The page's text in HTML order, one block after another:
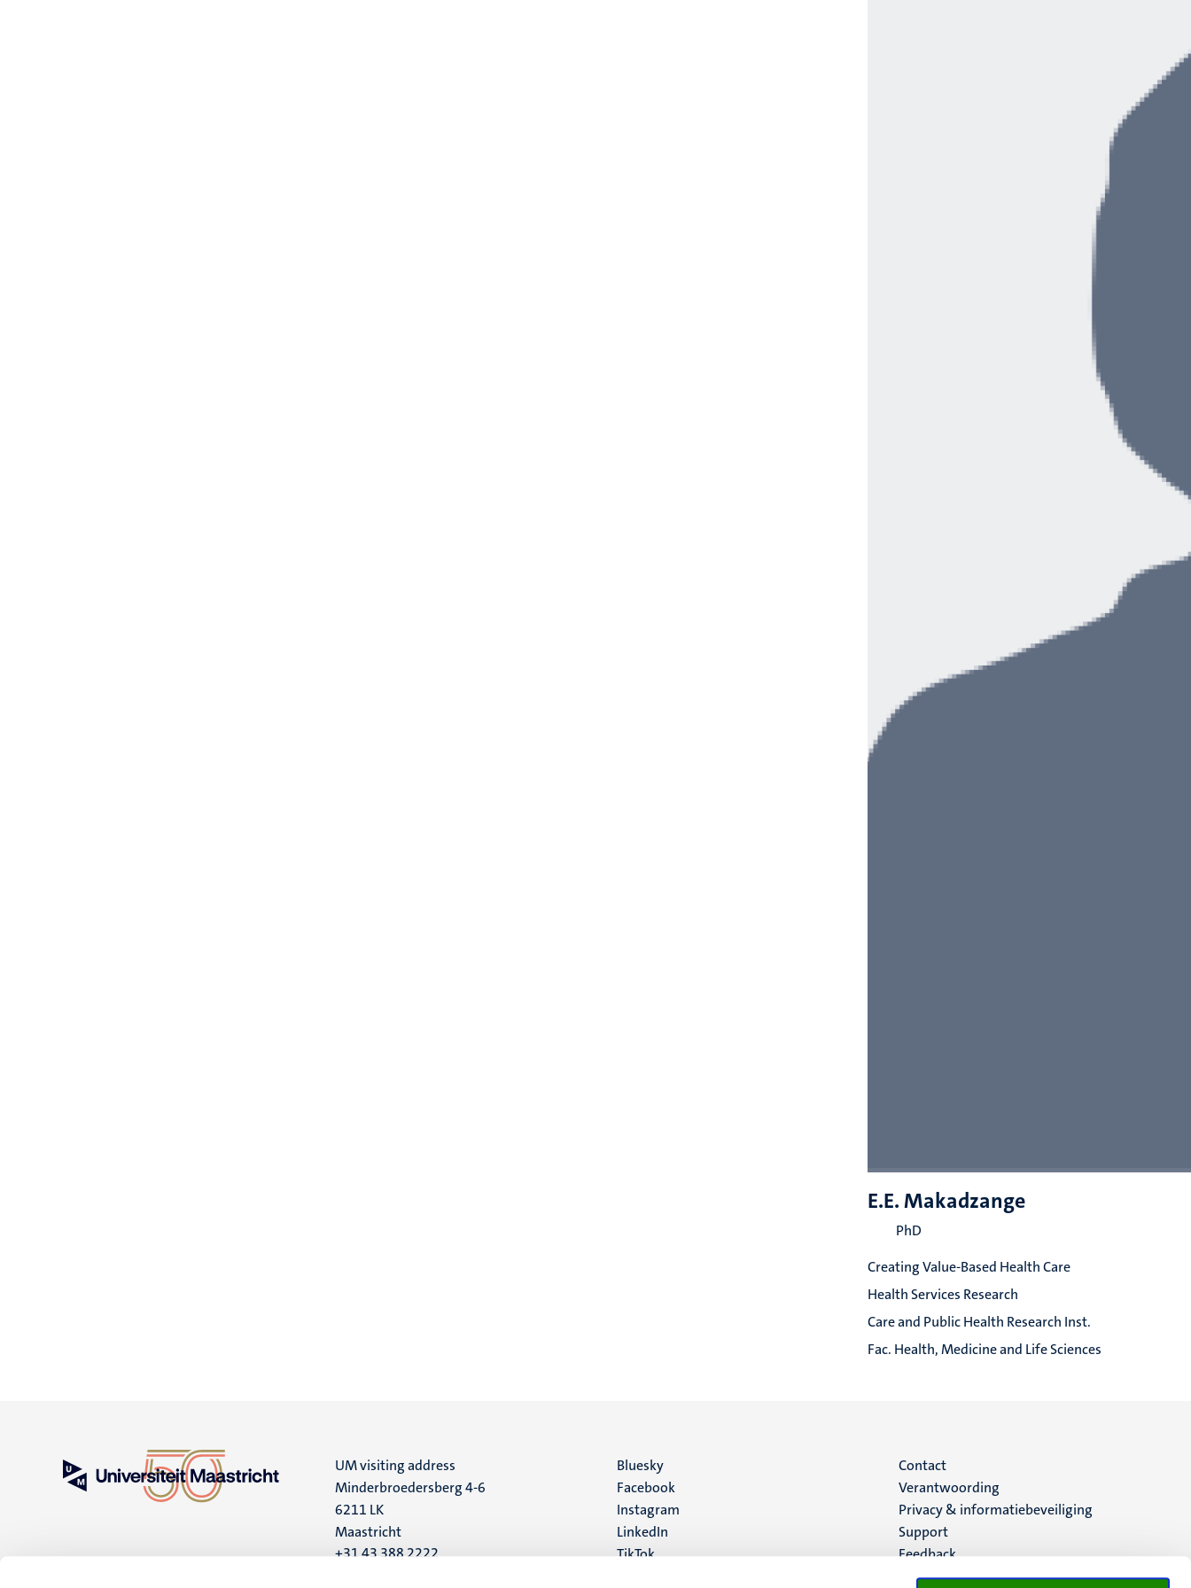
E.E. Makadzange
PhD
Creating Value-Based Health Care
Health Services Research
Care and Public Health Research Inst.
Fac. Health, Medicine and Life Sciences
UM visiting address
Minderbroedersberg 4-6
6211 LK
Maastricht
+31 43 388 2222
Social
media
Bluesky
Facebook
Instagram
LinkedIn
TikTok
Menu
footer
(NL)
Contact
Verantwoording
Privacy & informatiebeveiliging
Support
Feedback